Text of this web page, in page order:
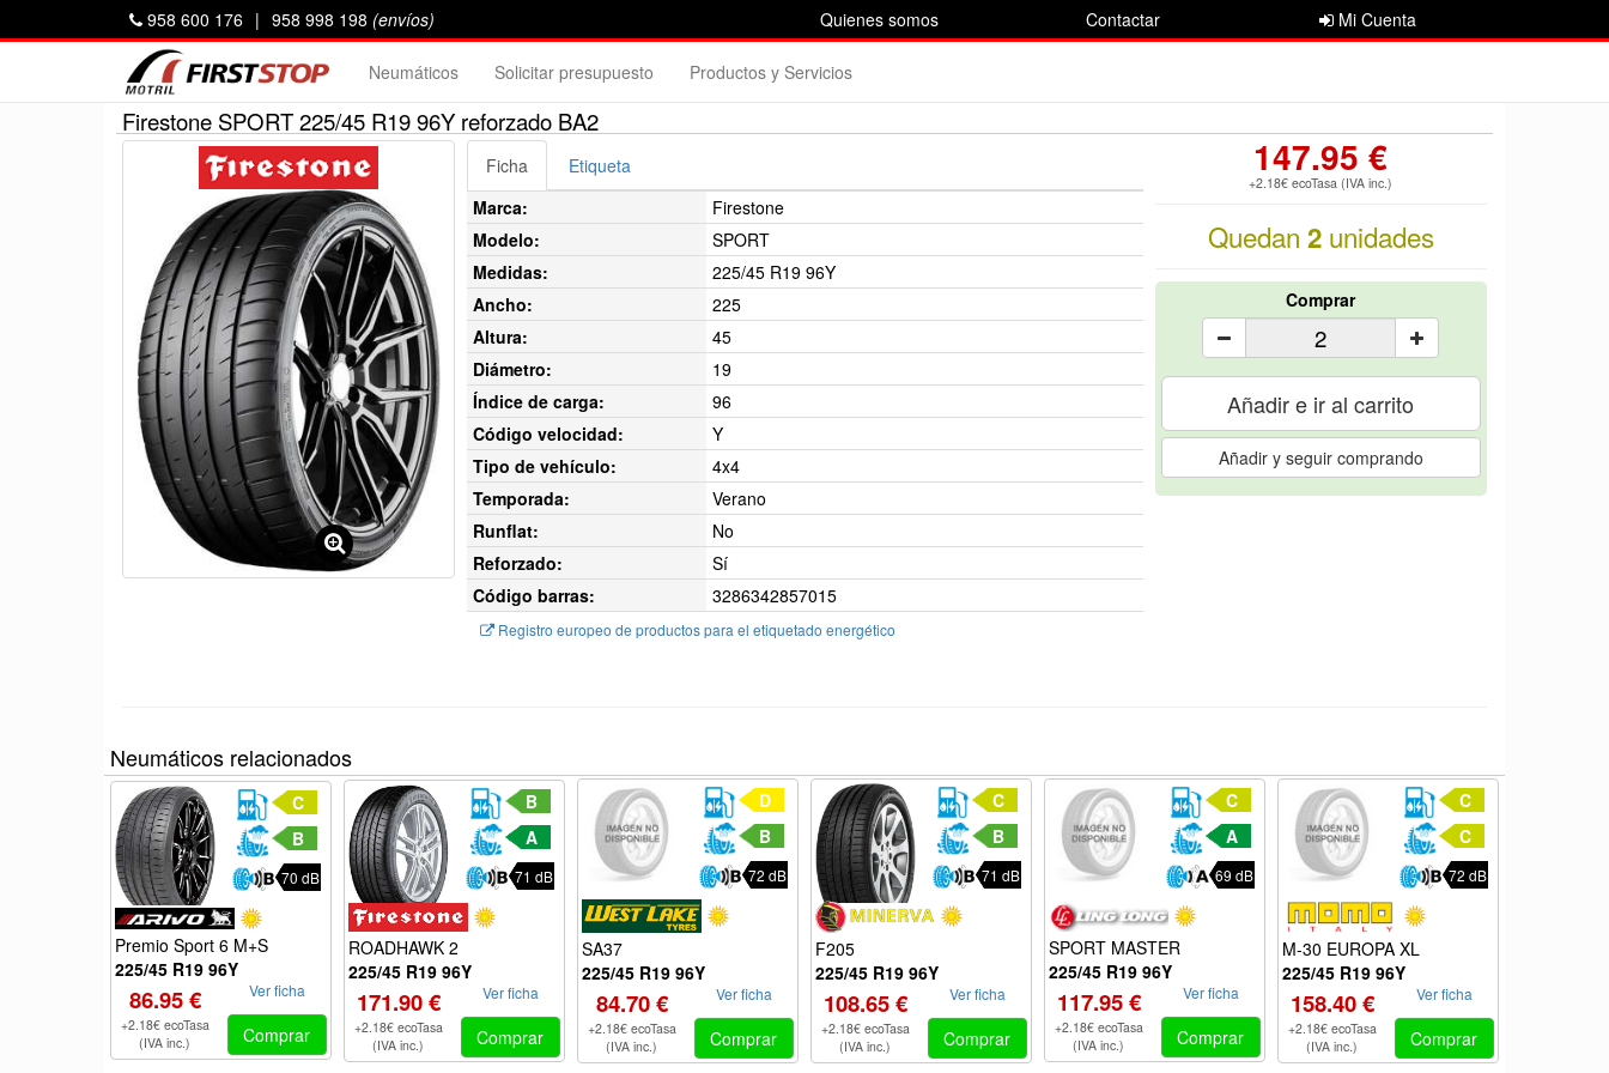
Quienes somos Contactar Mi Cuenta
958 600 176 | 958 998 198 (envíos)
Neumáticos Solicitar presupuesto Productos y Servicios
Firestone SPORT 225/45 R19 96Y reforzado BA2
147.95 €
+2.18€ ecoTasa (IVA inc.)
Quedan 2unidades
Comprar
Añadir e ir al carrito
Añadir y seguir comprando
Ficha
Etiqueta
Marca:
Firestone
Modelo:
SPORT
Medidas:
225/45 R19 96Y
Ancho:
225
Altura:
45
Diámetro:
19
Índice de carga:
96
Código velocidad:
Y
Tipo de vehículo:
4x4
Temporada:
Verano
Runflat:
No
Reforzado:
Sí
Código barras:
3286342857015
Registro europeo de productos para el etiquetado energético
Neumáticos relacionados
C
B
70 dB
Premio Sport 6 M+S
225/45 R19 96Y
86.95 €
+2.18€ ecoTasa
(IVA inc.)
Ver ficha
Comprar
B
A
71 dB
ROADHAWK 2
225/45 R19 96Y
171.90 €
+2.18€ ecoTasa
(IVA inc.)
Ver ficha
Comprar
D
B
72 dB
SA37
225/45 R19 96Y
84.70 €
+2.18€ ecoTasa
(IVA inc.)
Ver ficha
Comprar
C
B
71 dB
F205
225/45 R19 96Y
108.65 €
+2.18€ ecoTasa
(IVA inc.)
Ver ficha
Comprar
C
A
69 dB
SPORT MASTER
225/45 R19 96Y
117.95 €
+2.18€ ecoTasa
(IVA inc.)
Ver ficha
Comprar
C
C
72 dB
M-30 EUROPA XL
225/45 R19 96Y
158.40 €
+2.18€ ecoTasa
(IVA inc.)
Ver ficha
Comprar